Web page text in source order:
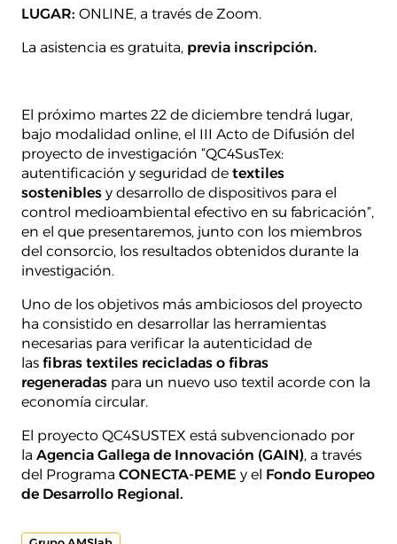
LUGAR: ONLINE, a través de Zoom.
La asistencia es gratuita, previa inscripción.
El próximo martes 22 de diciembre tendrá lugar,
bajo modalidad online, el III Acto de Difusión del
proyecto de investigación “QC4SusTex:
autentificación y seguridad de textiles
sostenibles y desarrollo de dispositivos para el
control medioambiental efectivo en su fabricación”,
en el que presentaremos, junto con los miembros
del consorcio, los resultados obtenidos durante la
investigación.
Uno de los objetivos más ambiciosos del proyecto
ha consistido en desarrollar las herramientas
necesarias para verificar la autenticidad de
las fibras textiles recicladas o fibras
regeneradas para un nuevo uso textil acorde con la
economía circular.
El proyecto QC4SUSTEX está subvencionado por
la Agencia Gallega de Innovación (GAIN), a través
del Programa CONECTA-PEME y el Fondo Europeo
de Desarrollo Regional.